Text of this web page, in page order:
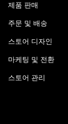
제품 판매
주문 및 배송
스토어 디자인
마케팅 및 전환
스토어 관리